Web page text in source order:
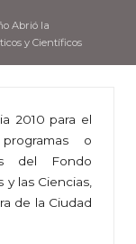
Abrió la
y Científicos
2010 para el
o
del Fondo
las Ciencias,
de la Ciudad